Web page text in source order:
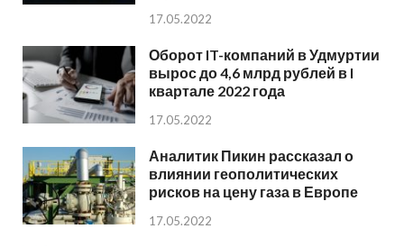
17.05.2022
Оборот IT-компаний в Удмуртии
вырос до 4,6 млрд рублей в I
квартале 2022 года
17.05.2022
Аналитик Пикин рассказал о
влиянии геополитических
рисков на цену газа в Европе
17.05.2022